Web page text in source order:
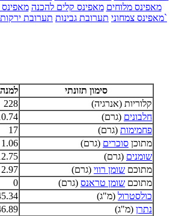
מאפינס מלוחים מאפינס קלים להכנה מאפינס
מאפינס צמחוני תערובת גבינות תערובת ירקות קוטג`
סימון תזונתי
קלוריות (אנרגיה)
228
חלבונים (גרם)
פחמימות (גרם) 17
מתוכן סוכרים (גרם) 1.06
שומנים (גרם)
מתוכם שומן רווי (גרם) 2.97
מתוכם שומן טראנס (גרם) 0
כולסטרול (מ"ג)
נתרן (מ"ג)